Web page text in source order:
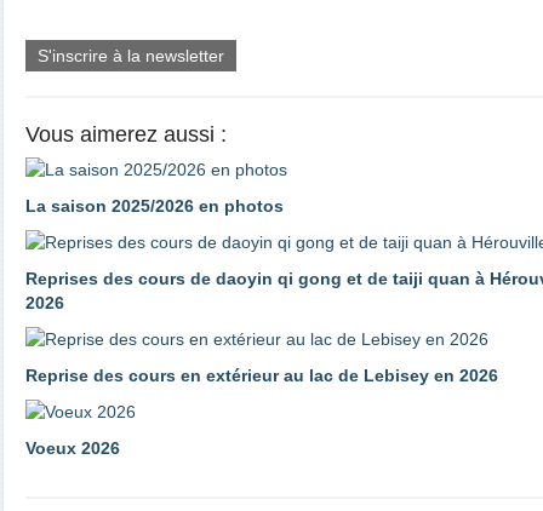
S'inscrire à la newsletter
Vous aimerez aussi :
La saison 2025/2026 en photos
Reprises des cours de daoyin qi gong et de taiji quan à
2026
Reprise des cours en extérieur au lac de Lebisey en 2026
Voeux 2026